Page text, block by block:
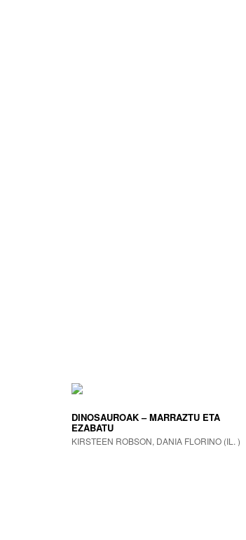
DINOSAUROAK – MARRAZTU ETA
EZABATU
KIRSTEEN ROBSON, DANIA FLORINO (IL. )